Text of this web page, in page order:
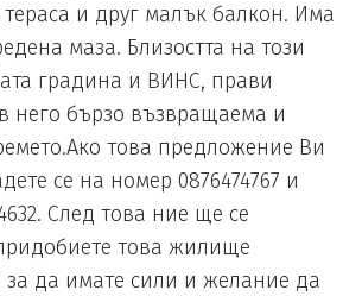
и друг малък балкон. Има
маза. Близостта на този
градина и ВИНС, прави
него бързо възвращаема и
това предложение Ви
се на номер 0876474767 и
След това ние ще се
това жилище
за да имате сили и желание да